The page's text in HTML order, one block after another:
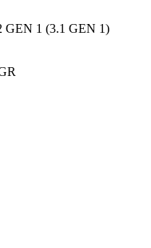
GEN 1 (3.1 GEN 1)